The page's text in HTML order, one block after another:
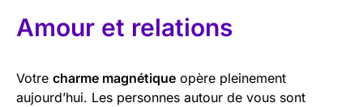
Amour et relations
Votre charme magnétique opère pleinement
aujourd’hui. Les personnes autour de vous sont